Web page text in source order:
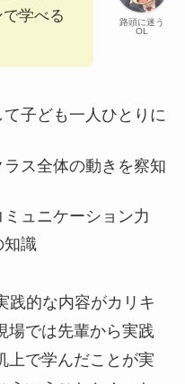
路頭に迷う
OL
学べる
子ども一人ひとりに
ス全体の動きを察知
ュニケーション力
知識
践的な内容がカリキ
場では先輩から実践
上で学んだことが実